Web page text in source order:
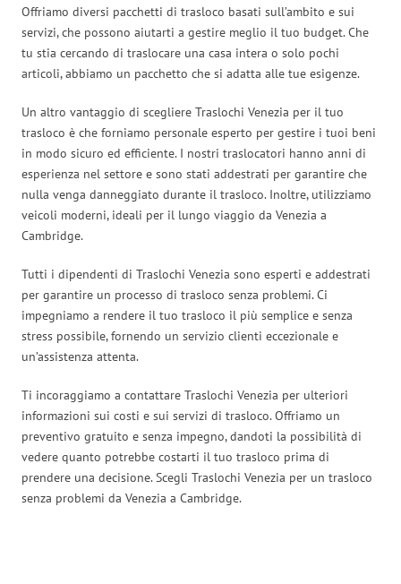
Offriamo diversi pacchetti di trasloco basati sull’ambito e sui
servizi, che possono aiutarti a gestire meglio il tuo budget. Che
tu stia cercando di traslocare una casa intera o solo pochi
articoli, abbiamo un pacchetto che si adatta alle tue esigenze.
Un altro vantaggio di scegliere Traslochi Venezia per il tuo
trasloco è che forniamo personale esperto per gestire i tuoi beni
in modo sicuro ed efficiente. I nostri traslocatori hanno anni di
esperienza nel settore e sono stati addestrati per garantire che
nulla venga danneggiato durante il trasloco. Inoltre, utilizziamo
veicoli moderni, ideali per il lungo viaggio da Venezia a
Cambridge.
Tutti i dipendenti di Traslochi Venezia sono esperti e addestrati
per garantire un processo di trasloco senza problemi. Ci
impegniamo a rendere il tuo trasloco il più semplice e senza
stress possibile, fornendo un servizio clienti eccezionale e
un’assistenza attenta.
Ti incoraggiamo a contattare Traslochi Venezia per ulteriori
informazioni sui costi e sui servizi di trasloco. Offriamo un
preventivo gratuito e senza impegno, dandoti la possibilità di
vedere quanto potrebbe costarti il tuo trasloco prima di
prendere una decisione. Scegli Traslochi Venezia per un trasloco
senza problemi da Venezia a Cambridge.